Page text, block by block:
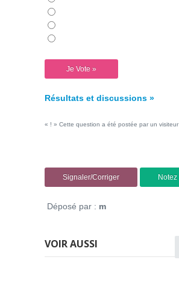
Résultats et discussions »
« ! » Cette question a été postée par un visiteur
Signaler/Corriger Notez
Déposé par : m
VOIR AUSSI